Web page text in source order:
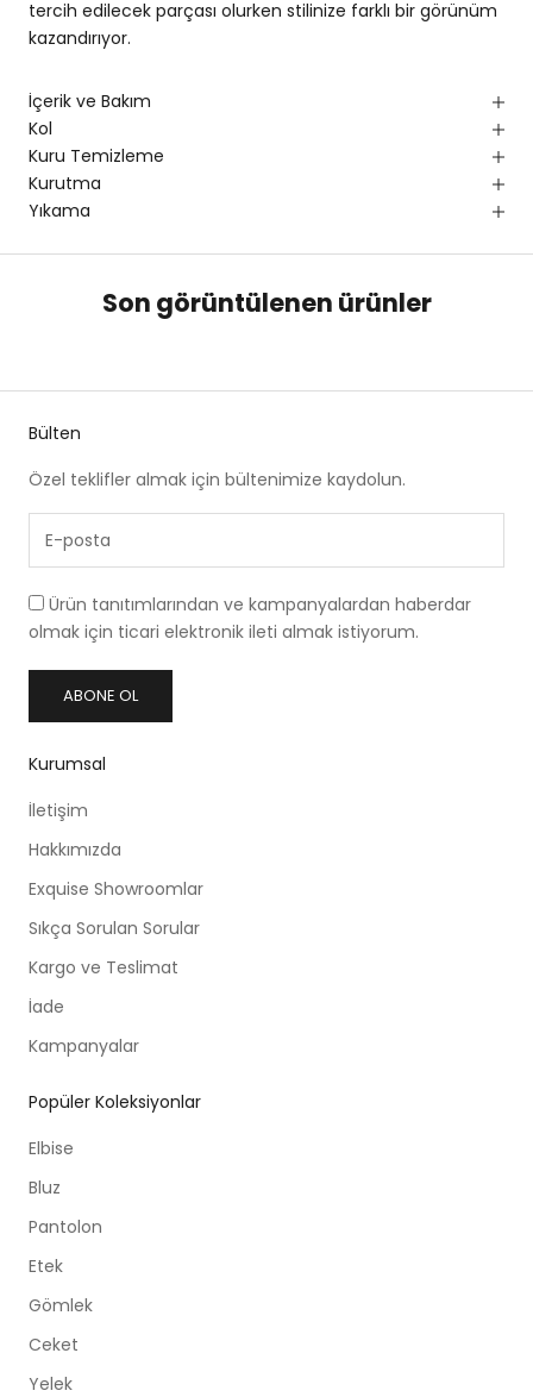
tercih edilecek parçası olurken stilinize farklı bir görünüm
kazandırıyor.
İçerik ve Bakım
Kol
Kuru Temizleme
Kurutma
Yıkama
Son görüntülenen ürünler
Bülten
Özel teklifler almak için bültenimize kaydolun.
Ürün tanıtımlarından ve kampanyalardan haberdar
olmak için ticari elektronik ileti almak istiyorum.
ABONE OL
Kurumsal
İletişim
Hakkımızda
Exquise Showroomlar
Sıkça Sorulan Sorular
Kargo ve Teslimat
İade
Kampanyalar
Popüler Koleksiyonlar
Elbise
Bluz
Pantolon
Etek
Gömlek
Ceket
Yelek